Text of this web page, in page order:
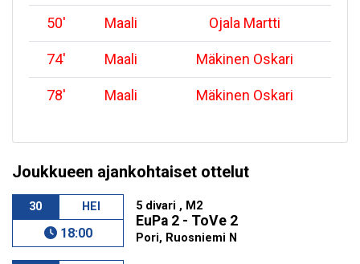
50' Maali Ojala Martti
74' Maali Mäkinen Oskari
78' Maali Mäkinen Oskari
Joukkueen ajankohtaiset ottelut
30 HEI
18:00
5 divari , M2
EuPa 2 - ToVe 2
Pori, Ruosniemi N